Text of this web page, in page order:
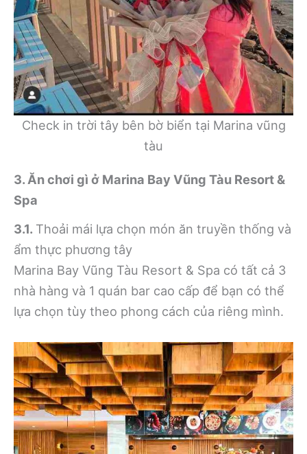
Check in trời tây bên bờ biển tại Marina vũng
tàu
3. Ăn chơi gì ở Marina Bay Vũng Tàu Resort &
Spa
3.1. Thoải mái lựa chọn món ăn truyền thống và
ẩm thực phương tây
Marina Bay Vũng Tàu Resort & Spa có tất cả 3
nhà hàng và 1 quán bar cao cấp để bạn có thể
lựa chọn tùy theo phong cách của riêng mình.